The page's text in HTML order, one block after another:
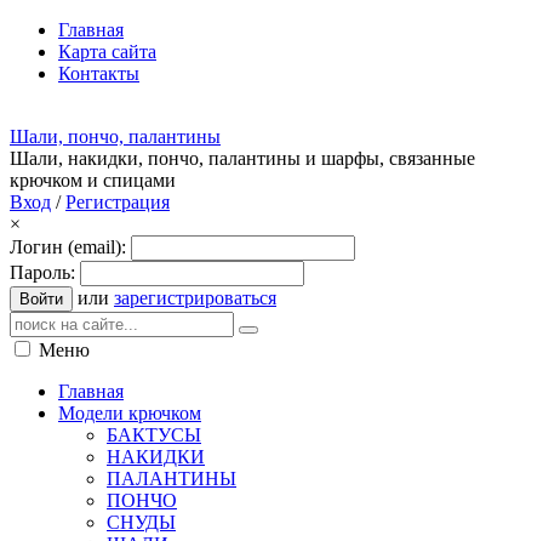
Главная
Карта сайта
Контакты
Шали, пончо, палантины
Шали, накидки, пончо, палантины и шарфы, связанные
крючком и спицами
Вход /Регистрация
×
Логин (email):
Пароль:
Войти или зарегистрироваться
Меню
Главная
Модели крючком
БАКТУСЫ
НАКИДКИ
ПАЛАНТИНЫ
ПОНЧО
СНУДЫ